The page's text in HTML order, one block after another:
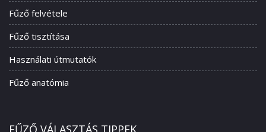
Fűző felvétele
Fűző tisztítása
Használati útmutatók
Fűző anatómia
FŰZŐ VÁLASZTÁS TIPPEK